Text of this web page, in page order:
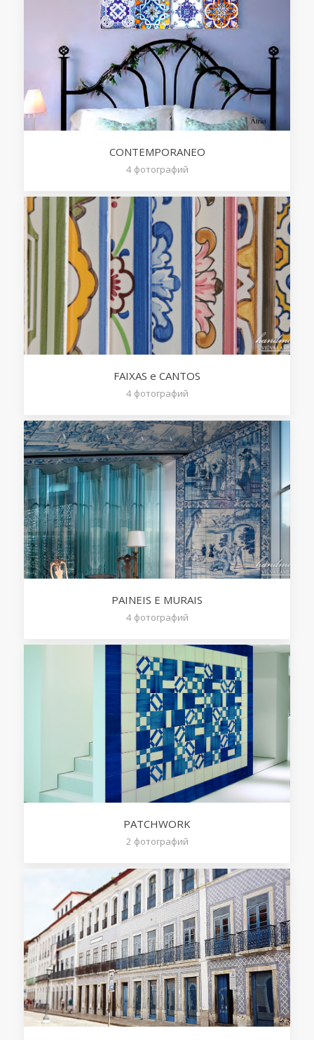
CONTEMPORANEO
4 фотографий
FAIXAS e CANTOS
4 фотографий
PAINEIS E MURAIS
4 фотографий
PATCHWORK
2 фотографий